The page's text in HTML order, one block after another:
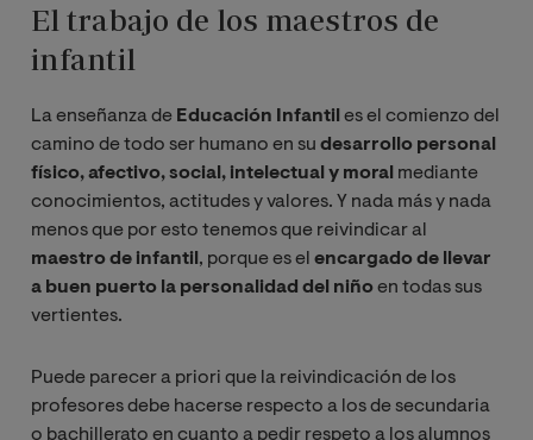
El trabajo de los maestros de
infantil
La enseñanza de Educación Infantil es el comienzo del
camino de todo ser humano en su desarrollo personal
físico, afectivo, social, intelectual y moral mediante
conocimientos, actitudes y valores. Y nada más y nada
menos que por esto tenemos que reivindicar al
maestro de infantil , porque es el encargado de llevar
a buen puerto la personalidad del niñoen todas sus
vertientes.
Puede parecer a priori que la reivindicación de los
profesores debe hacerse respecto a los de secundaria
o bachillerato en cuanto a pedir respeto a los alumnos